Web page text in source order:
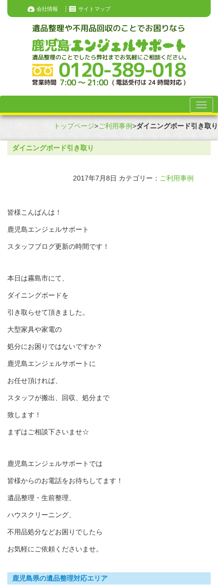
会社情報 サイトマップ
トップページ>ご利用事例>ダイニングボード引き取り
ダイニングボード引き取り
2017年7月8日 カテゴリー： ご利用事例
皆様こんばんは！
鹿児島エンジェルサポート
スタッフブログ更新の時間です！
本日は霧島市にて、
ダイニングボードを
引き取らせて頂きました。
大型家具や家電の
処分にお困りではないですか？
鹿児島エンジェルサポートに
お任せ頂ければ、
スタッフが搬出、回収、処分まで
致します！
まずはご相談下さいませ☆
鹿児島エンジェルサポートでは
皆様からのお電話をお待ちしてます！
遺品整理・生前整理、
ハウスクリーニング、
不用品処分などお困りでしたら
お気軽にご依頼くださいませ。
鹿児島県の遺品整理対応エリア